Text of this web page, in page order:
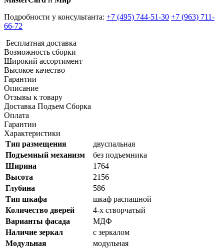
Подробности у консультанта: +7 (495) 744-51-30 +7 (963) 711-
66-72
Бесплатная доставка
Возможность сборки
Широкий ассортимент
Высокое качество
Гарантии
Описание
Отзывы к товару
Доставка Подъем Сборка
Оплата
Гарантии
Характеристики
Тип размещения
двуспальная
Подъемный механизм
без подъемника
Ширина
1764
Высота
2156
Глубина
586
Тип шкафа
шкаф распашной
Количество дверей
4-х створчатый
Варианты фасада
МДФ
Наличие зеркал
с зеркалом
Модульная
модульная